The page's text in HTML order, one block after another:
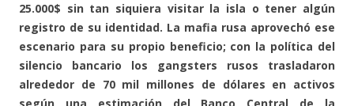
25.000$ sin tan siquiera visitar la isla o tener algún
registro de su identidad. La mafia rusa aprovechó ese
escenario para su propio beneficio; con la política del
silencio bancario los gangsters rusos trasladaron
alrededor de 70 mil millones de dólares en activos